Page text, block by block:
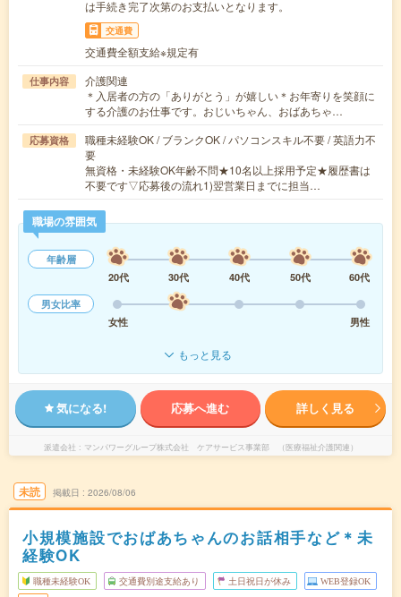
は手続き完了次第のお支払いとなります。
交通費
交通費全額支給※規定有
仕事内容
介護関連
＊入居者の方の「ありがとう」が嬉しい＊お年寄りを笑顔に
する介護のお仕事です。おじいちゃん、おばあちゃ…
応募資格
職種未経験OK / ブランクOK / パソコンスキル不要 / 英語力不
要
無資格・未経験OK年齢不問★10名以上採用予定★履歴書は
不要です▽応募後の流れ1)翌営業日までに担当…
職場の雰囲気
年齢層
20代
30代 40代 50代
60代
男女比率
女性
男性
もっと見る
気になる! 応募へ進む 詳しく見る
派遣会社 マンパワーグループ株式会社 ケアサービス事業部 （医療福祉介護関連）
未読 掲載日 2026/08/06
小規模施設でおばあちゃんのお話相手など＊未
経験OK
職種未経験OK 交通費別途支給あり 土日祝日が休み WEB登録OK